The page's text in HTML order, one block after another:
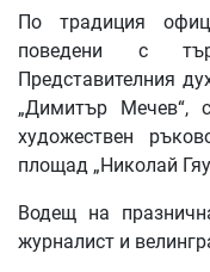
По традиция
поведени с
Представителния
„Димитър Мечев“,
художествен
площад „Николай
Водещ на
журналист и